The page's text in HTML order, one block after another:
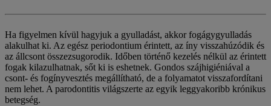
Ha figyelmen kívül hagyjuk a gyulladást, akkor fogágygyulladás
alakulhat ki. Az egész periodontium érintett, az íny visszahúzódik és
az állcsont összezsugorodik. Időben történő kezelés nélkül az érintett
fogak kilazulhatnak, sőt ki is eshetnek. Gondos szájhigiéniával a
csont- és fogínyvesztés megállítható, de a folyamatot visszafordítani
nem lehet. A parodontitis világszerte az egyik leggyakoribb krónikus
betegség.